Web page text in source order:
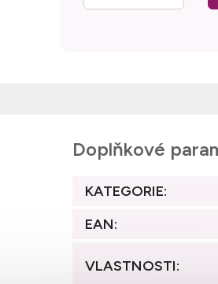
Doplňkové
KATEGORIE:
EAN:
VLASTNOSTI: